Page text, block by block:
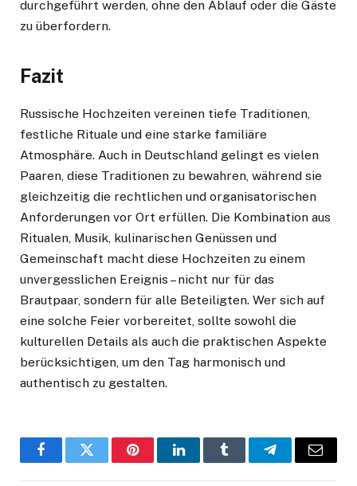
durchgeführt werden, ohne den Ablauf oder die Gäste
zu überfordern.
Fazit
Russische Hochzeiten vereinen tiefe Traditionen,
festliche Rituale und eine starke familiäre
Atmosphäre. Auch in Deutschland gelingt es vielen
Paaren, diese Traditionen zu bewahren, während sie
gleichzeitig die rechtlichen und organisatorischen
Anforderungen vor Ort erfüllen. Die Kombination aus
Ritualen, Musik, kulinarischen Genüssen und
Gemeinschaft macht diese Hochzeiten zu einem
unvergesslichen Ereignis – nicht nur für das
Brautpaar, sondern für alle Beteiligten. Wer sich auf
eine solche Feier vorbereitet, sollte sowohl die
kulturellen Details als auch die praktischen Aspekte
berücksichtigen, um den Tag harmonisch und
authentisch zu gestalten.
FacebookTwitter PinterestLinkedInTumblr TelegramEmail